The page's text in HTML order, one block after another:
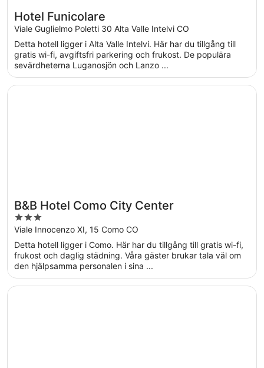
Hotel Funicolare
Viale Guglielmo Poletti 30 Alta Valle Intelvi CO
Detta hotell ligger i Alta Valle Intelvi. Här har du tillgång till
gratis wi-fi, avgiftsfri parkering och frukost. De populära
sevärdheterna Luganosjön och Lanzo ...
B&B Hotel Como City Center
3
out
of
5
Viale Innocenzo XI, 15 Como CO
Detta hotell ligger i Como. Här har du tillgång till gratis wi-fi,
frukost och daglig städning. Våra gäster brukar tala väl om
den hjälpsamma personalen i sina ...
Öppnas i ett nytt fönster
B&B Hotel Como City Center
Öppnas i ett nytt fönster
Palace Hotel